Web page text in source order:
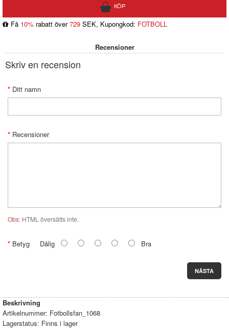
Få 10% rabatt över729 SEK, Kupongkod: FOTBOLL
Recensioner
Skriv en recension
Ditt namn
Recensioner
Obs: HTML översätts inte.
Betyg Dålig Bra
NÄSTA
Beskrivning
Artikelnummer: Fotbollsfan_1068
Lagerstatus: Finns i lager